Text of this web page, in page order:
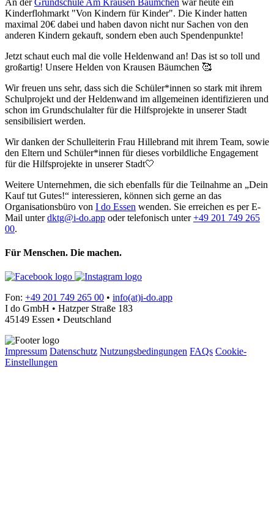
Kinderflohmarkt "Von Kindern für Kinder". Die Kinder hatten
maximal 20€ dabei und haben davon nicht nur Sachen von den
anderen Kindern gekauft, sondern eben auch Spendenpunkte!
Jetzt schaut euch mal die volle Heldenwand an! Das ist so toll und
großartig! Unsere Helden von Krausen Bäumchen 🥰
Wir freuen uns sehr, dass sich die Schüler*innen so stark mit ihrem
Schulprojekt und der Heldenwand im allgemeinen identifizieren und
schon im Grundschulalter für die Hilfsprojekte in unserer Stadt
sensibilisiert werden.
Wir danken der Schulleiterin Frau Hillebrand mit ihrem Team, sowie
den Eltern und Schüler*innen für dieses vorbildliche Engagement
für die Hilfsprojekte in unserer Stadt🤍
Weitere Unternehmen, die sich ebenfalls für die Teilnahme an „Dein
Kauf tut Gutes!“ interessieren, können sich gerne an das
Organisationsbüro von I do Essen wenden. Sie erreichen es per E-
Mail unterdktg@i-do.app oder telefonisch unter+49 201 749 265
00.
Für Menschen. Die machen.
Fon: +49 201 749 265 00 • info(at)i-do.app
I do GmbH • Hatzper Straße 183
45149 Essen • Deutschland
Impressum Datenschutz Nutzungsbedingungen FAQs Cookie-
Einstellungen